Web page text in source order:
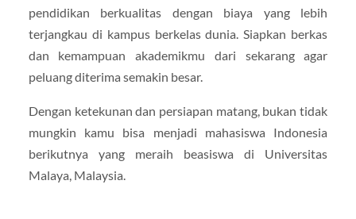
pendidikan berkualitas dengan biaya yang lebih
terjangkau di kampus berkelas dunia. Siapkan berkas
dan kemampuan akademikmu dari sekarang agar
peluang diterima semakin besar.
Dengan ketekunan dan persiapan matang, bukan tidak
mungkin kamu bisa menjadi mahasiswa Indonesia
berikutnya yang meraih beasiswa di Universitas
Malaya, Malaysia.